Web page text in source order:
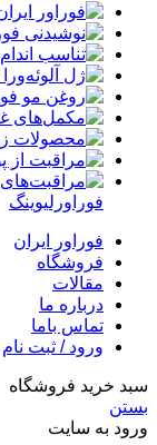
فوراورلیوینگ
فوراور ایران
فروشگاه
مقالات
درباره ما
تماس باما
ورود / ثبت نام
سبد خرید فروشگاه
بستن
ورود به سایت